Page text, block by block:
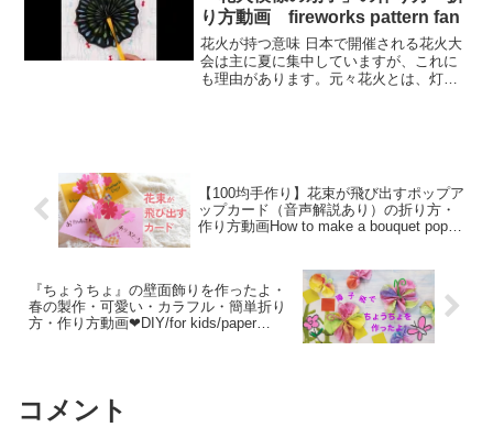
り方動画 fireworks pattern fan
花火が持つ意味 日本で開催される花火大
会は主に夏に集中していますが、これに
も理由があります。元々花火とは、灯籠
【100均手作り】花束が飛び出すポップア
ップカード（音声解説あり）の折り方・
作り方動画How to make a bouquet pop-
『ちょうちょ』の壁面飾りを作ったよ・
春の製作・可愛い・カラフル・簡単折り
方・作り方動画❤︎DIY/for kids/paper
コメント